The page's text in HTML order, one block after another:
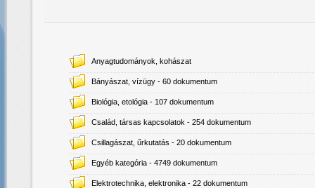
Anyagtudományok, kohászat
Bányászat, vízügy - 60 dokumentum
Biológia, etológia - 107 dokumentum
Család, társas kapcsolatok - 254 dokumentum
Csillagászat, űrkutatás - 20 dokumentum
Egyéb kategória - 4749 dokumentum
Elektrotechnika, elektronika - 22 dokumentum